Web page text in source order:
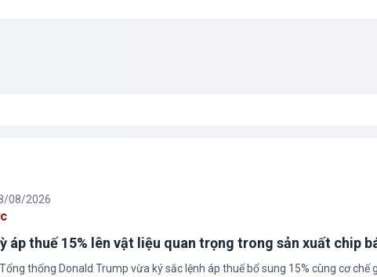
08/2026
áp thuế 15% lên vật liệu quan trọng trong sản xuất chip
thống Donald Trump vừa ký sắc lệnh áp thuế bổ sung 15% cùng cơ chế